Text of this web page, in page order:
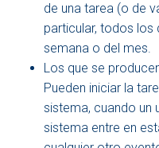
de una tarea (o de
particular, todos
semana o del mes.
Los que se
Pueden iniciar la
sistema, cuando un
sistema entre en